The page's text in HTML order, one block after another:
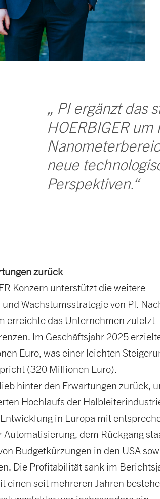
„ PI ergänzt das
HOERBIGER um
neue
Perspektiven.“
zurück
Konzern unterstützt die weitere
Wachstumsstrategie von PI.
erreichte das Unternehmen zuletzt
Im Geschäftsjahr 2025
Euro, was einer leichten
(320 Millionen Euro).
hinter den Erwartungen zurück,
Hochlaufs der
in Europa mit
dem Rückgang
Budgetkürzungen in den USA
Die Profitabilität sank im
einen seit mehreren Jahren